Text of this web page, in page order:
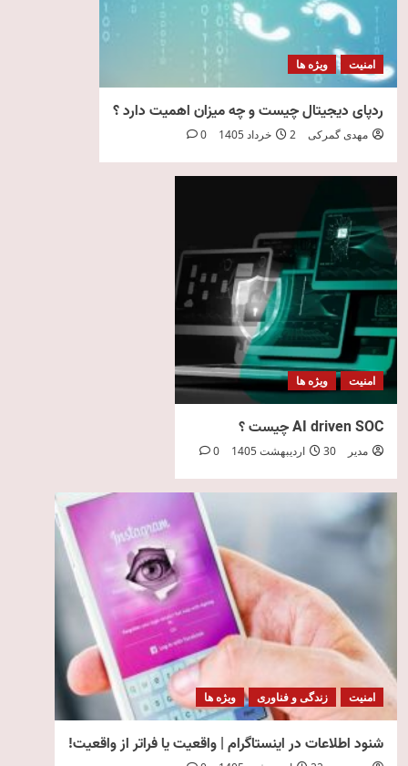
امنیت ویژه ها
ردپای دیجیتال چیست و چه میزان اهمیت دارد ؟
مهدی گمرکی 2 خرداد 1405 0
امنیت ویژه ها
AI driven SOC چیست ؟
مدیر 30 اردیبهشت 1405 0
امنیت زندگی و فناوری ویژه ها
شنود اطلاعات در اینستاگرام | واقعیت یا فراتر از واقعیت!